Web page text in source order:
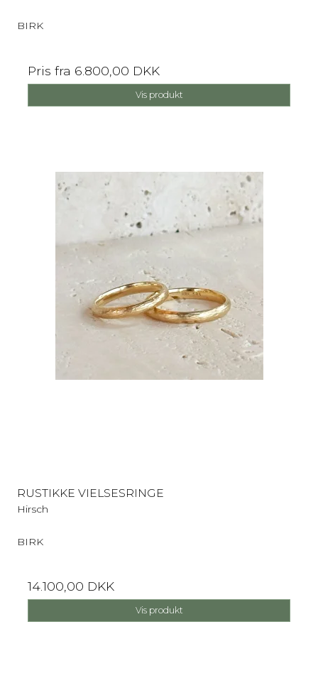
BIRK
Pris fra 6.800,00 DKK
Vis produkt
RUSTIKKE VIELSESRINGE
Hirsch
BIRK
14.100,00 DKK
Vis produkt